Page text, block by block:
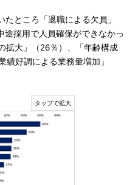
ところ「退職による欠員」
途採用で人員確保ができなかっ
拡大」（26％）、「年齢構成
績好調による業務量増加」